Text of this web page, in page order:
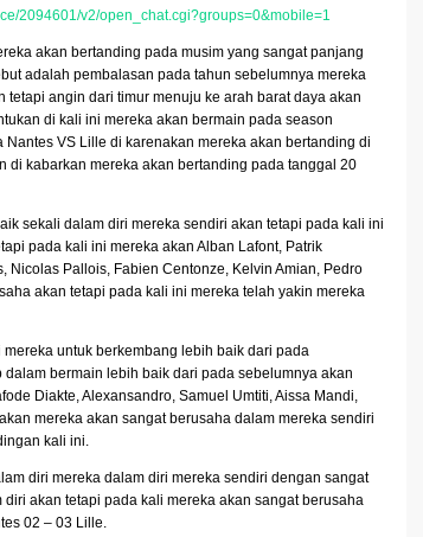
2094601/v2/open_chat.cgi?groups=0&mobile=1
akan bertanding pada musim yang sangat panjang
adalah pembalasan pada tahun sebelumnya mereka
tetapi angin dari timur menuju ke arah barat daya akan
di kali ini mereka akan bermain pada season
VS Lille di karenakan mereka akan bertanding di
di kabarkan mereka akan bertanding pada tanggal 20
sekali dalam diri mereka sendiri akan tetapi pada kali ini
pada kali ini mereka akan Alban Lafont, Patrik
Nicolas Pallois, Fabien Centonze, Kelvin Amian, Pedro
akan tetapi pada kali ini mereka telah yakin mereka
untuk berkembang lebih baik dari pada
bermain lebih baik dari pada sebelumnya akan
Diakte, Alexansandro, Samuel Umtiti, Aissa Mandi,
mereka akan sangat berusaha dalam mereka sendiri
kali ini.
diri mereka dalam diri mereka sendiri dengan sangat
akan tetapi pada kali mereka akan sangat berusaha
02 – 03 Lille.